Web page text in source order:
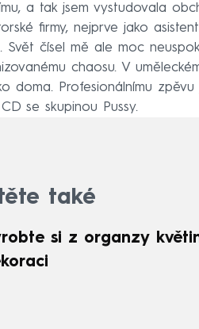
a tak jsem vystudovala
firmy, nejprve jako
Svět čísel mě ale moc
chaosu. V
doma. Profesionálnímu zpěvu
se skupinou Pussy.
také
si z organzy